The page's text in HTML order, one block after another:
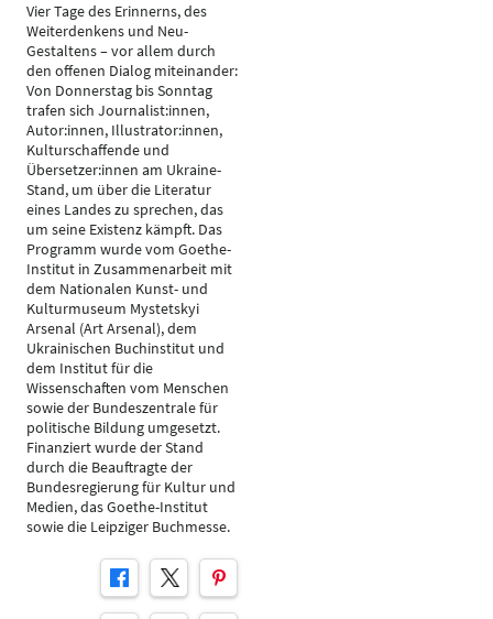
Vier Tage des Erinnerns, des
Weiterdenkens und Neu-
Gestaltens – vor allem durch
den offenen Dialog miteinander:
Von Donnerstag bis Sonntag
trafen sich Journalist:innen,
Autor:innen, Illustrator:innen,
Kulturschaffende und
Übersetzer:innen am Ukraine-
Stand, um über die Literatur
eines Landes zu sprechen, das
um seine Existenz kämpft. Das
Programm wurde vom Goethe-
Institut in Zusammenarbeit mit
dem Nationalen Kunst- und
Kulturmuseum Mystetskyi
Arsenal (Art Arsenal), dem
Ukrainischen Buchinstitut und
dem Institut für die
Wissenschaften vom Menschen
sowie der Bundeszentrale für
politische Bildung umgesetzt.
Finanziert wurde der Stand
durch die Beauftragte der
Bundesregierung für Kultur und
Medien, das Goethe-Institut
sowie die Leipziger Buchmesse.